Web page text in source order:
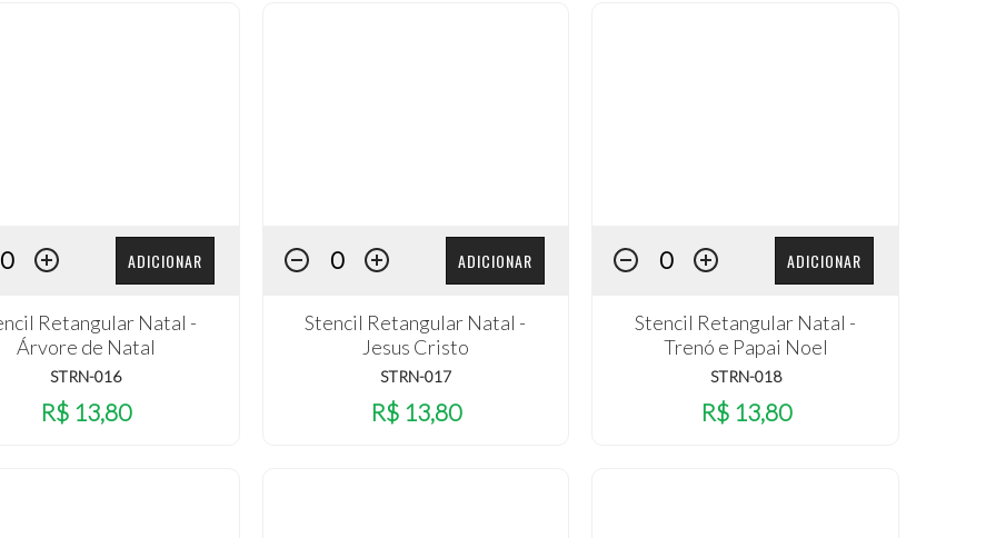
ADICIONAR
Retangular Natal -
Árvore de Natal
STRN-016
R$ 13,80
ADICIONAR
Stencil Retangular Natal -
Jesus Cristo
STRN-017
R$ 13,80
ADICIONAR
Stencil Retangular Natal -
Trenó e Papai Noel
STRN-018
R$ 13,80